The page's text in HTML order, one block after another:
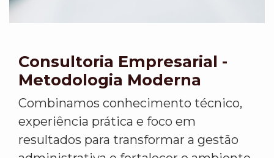
Consultoria Empresarial -
Metodologia Moderna
Combinamos conhecimento técnico,
experiência prática e foco em
resultados para transformar a gestão